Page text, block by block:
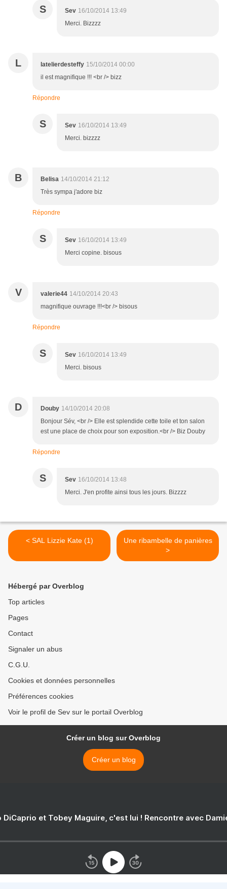
S Sev 16/10/2014 13:49
Merci. Bizzzz
L latelierdesteffy 15/10/2014 00:00
il est magnifique !!! <br /> bizz
Répondre
S Sev 16/10/2014 13:49
Merci. bizzzz
B Belisa 14/10/2014 21:12
Très sympa j'adore biz
Répondre
S Sev 16/10/2014 13:49
Merci copine. bisous
V valerie44 14/10/2014 20:43
magnifique ouvrage !!!<br /> bisous
Répondre
S Sev 16/10/2014 13:49
Merci. bisous
D Douby 14/10/2014 20:08
Bonjour Sév, <br /> Elle est splendide cette toile et ton salon
est une place de choix pour son exposition.<br /> Biz Douby
Répondre
S Sev 16/10/2014 13:48
Merci. J'en profite ainsi tous les jours. Bizzzz
< SAL Lizzie Kate (1)
Une ribambelle de panières
>
Hébergé par Overblog
Top articles
Pages
Contact
Signaler un abus
C.G.U.
Cookies et données personnelles
Préférences cookies
Voir le profil de Sev sur le portail Overblog
Créer un blog sur Overblog
Créer un blog
DiCaprio et Tobey Maguire, c'est lui ! Rencontre avec